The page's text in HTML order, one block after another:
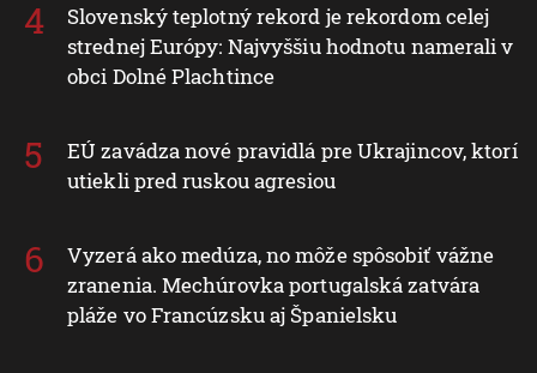
Slovenský teplotný rekord je rekordom celej
strednej Európy: Najvyššiu hodnotu namerali v
obci Dolné Plachtince
EÚ zavádza nové pravidlá pre Ukrajincov, ktorí
utiekli pred ruskou agresiou
Vyzerá ako medúza, no môže spôsobiť vážne
zranenia. Mechúrovka portugalská zatvára
pláže vo Francúzsku aj Španielsku